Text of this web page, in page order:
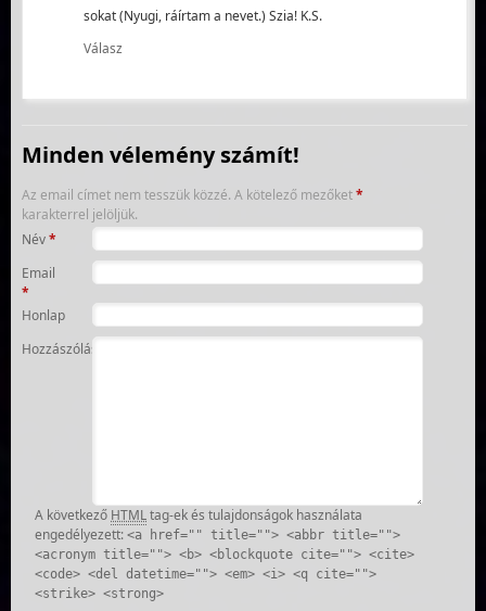
sokat (Nyugi, ráírtam a nevet.) Szia! K.S.
Válasz
Minden vélemény számít!
Az email címet nem tesszük közzé. A kötelező mezőket*
karakterrel jelöljük.
Név*
Email
*
Honlap
Hozzászólás
A következő HTMLtag-ek és tulajdonságok használata
engedélyezett: <a href="" title=""> <abbr title="">
<acronym title=""> <b> <blockquote cite=""> <cite>
<code> <del datetime=""> <em> <i> <q cite="">
<strike> <strong>